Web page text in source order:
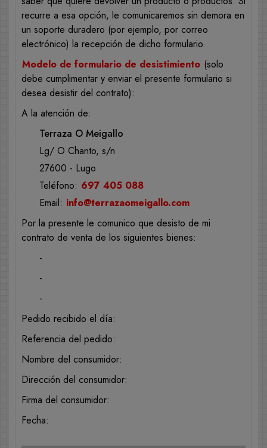
recurre a esa opción, le comunicaremos sin demora en
un soporte duradero (por ejemplo, por correo
electrónico) la recepción de dicho formulario.
Modelo de formulario de desistimiento (solo
debe cumplimentar y enviar el presente formulario si
desea desistir del contrato):
A la atención de:
Terraza O Meigallo
Lg/ O Chanto, s/n
27600 - Lugo
Teléfono: 697 405 088
Email: info@terrazaomeigallo.com
Por la presente le comunico que desisto de mi
contrato de venta de los siguientes bienes:
-
-
-
Pedido recibido el día:
Referencia del pedido:
Nombre del consumidor:
Dirección del consumidor:
Firma del consumidor:
Fecha: